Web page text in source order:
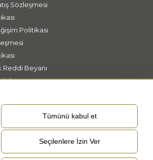
Sözleşmesi
Politikası
Beyanı
Seçilenlere İzin Ver
Tümünü kabul et